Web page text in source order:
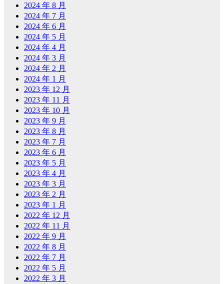
2024 年 8 月
2024 年 7 月
2024 年 6 月
2024 年 5 月
2024 年 4 月
2024 年 3 月
2024 年 2 月
2024 年 1 月
2023 年 12 月
2023 年 11 月
2023 年 10 月
2023 年 9 月
2023 年 8 月
2023 年 7 月
2023 年 6 月
2023 年 5 月
2023 年 4 月
2023 年 3 月
2023 年 2 月
2023 年 1 月
2022 年 12 月
2022 年 11 月
2022 年 9 月
2022 年 8 月
2022 年 7 月
2022 年 5 月
2022 年 3 月